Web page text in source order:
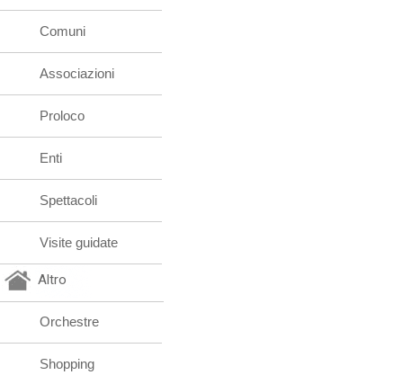
Comuni
Associazioni
Proloco
Enti
Spettacoli
Visite guidate
Altro
Orchestre
Shopping